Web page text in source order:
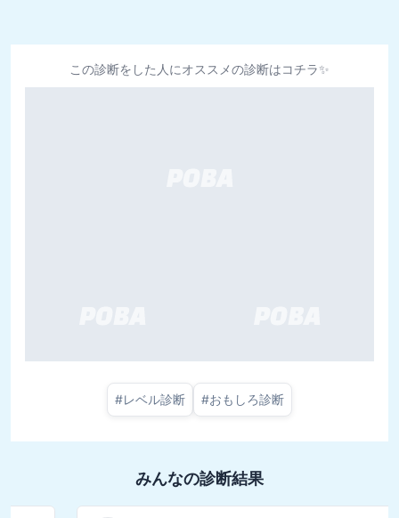
この診断をした人にオススメの診断はコチラ✨
#レベル診断 #おもしろ診断
みんなの診断結果